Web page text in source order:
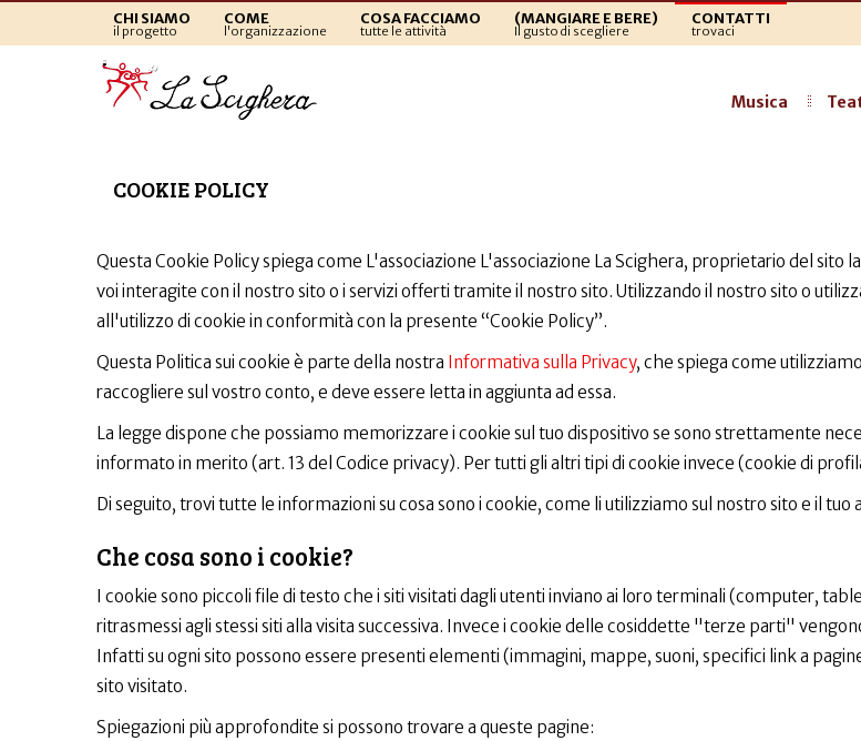
CHI SIAMO
il progetto
COME
l'organizzazione
COSA FACCIAMO
tutte le attività
(MANGIARE E BERE)
Il gusto di scegliere
CONTATTI
trovaci
Musica
Cookie Policy
COOKIE POLICY
Questa Cookie Policy spiega come L'associazione L'associazione La Scighera, proprietario del
voi interagite con il nostro sito o i servizi offerti tramite il nostro sito. Utilizzando il nostro sito o
all'utilizzo di cookie in conformità con la presente “Cookie Policy”.
Questa Politica sui cookie è parte della nostra Informativa sulla Privacy, che spiega come
raccogliere sul vostro conto, e deve essere letta in aggiunta ad essa.
La legge dispone che possiamo memorizzare i cookie sul tuo dispositivo se sono strettamente
informato in merito (art. 13 del Codice privacy). Per tutti gli altri tipi di cookie invece (cookie di
Di seguito, trovi tutte le informazioni su cosa sono i cookie, come li utilizziamo sul nostro sito e il tuo
Che cosa sono i cookie?
I cookie sono piccoli file di testo che i siti visitati dagli utenti inviano ai loro terminali (computer,
ritrasmessi agli stessi siti alla visita successiva. Invece i cookie delle cosiddette "terze parti"
Infatti su ogni sito possono essere presenti elementi (immagini, mappe, suoni, specifici link a
sito visitato.
Spiegazioni più approfondite si possono trovare a queste pagine: